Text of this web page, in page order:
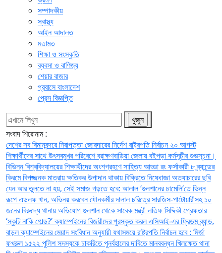
সম্পাদকীয়
স্বাস্থ্য
আইন আদালত
মতামত
শিক্ষা ও সংস্কৃতি
ব্যবসা ও বাণিজ্য
শেয়ার বাজার
প্রবাসে বাংলাদেশ
প্রেস বিজ্ঞপ্তি
সংবাদ শিরোনাম :
দেশের সব বিমানবন্দরে নিরাপত্তা জোরদারের নির্দেশরাষ্ট্রপতি নির্বাচন ২০ আগস্ট
শিক্ষার্থীদের সাথে উৎসবমুখর পরিবেশে ব্রাক্ষণবাড়িয়া জেলায় বইপড়া কর্মসূচীর শুভসূচনা।
বিভিন্ন বিশ্ববিদ্যালয়ের শিক্ষার্থীদের অংশগ্রহণে সাহিত্য আড্ডারং ফর্সাকারী ৮ ব্র্যান্ডের
ক্রিমে বিপজ্জনক মাত্রায় ক্ষতিকর উপাদান থাকায় বিক্রিতে নিষেধাজ্ঞাঅত্যাচারের ছবি
যেন আর তুলতে না হয়, সেই সমাজ গড়তে হবে: আলাল‘গুলশানের চামেলি’তে ভিন্ন
রূপে এডলফ খান, অভিনয় করবেন যৌনকর্মীর দালাল চরিত্রেসারজিস-পাটোয়ারীসহ ১০
জনের বিরুদ্ধে থানায় অভিযোগগুলশান থেকে সাবেক মন্ত্রী লতিফ সিদ্দিকী গ্রেফতার
‘স্কুটি নাকি গোল্ড?’ ক্যাম্পেইনের বিজয়ীদের পুরস্কৃত করল এসিআই-এর ফ্রিডম ব্র্যান্ড,
বাড়ল ক্যাম্পেইনের মেয়াদসংবিধান অনুযায়ী যথাসময়ে রাষ্ট্রপতি নির্বাচন হবে : মির্জা
ফখরুল১৫২২ পুলিশ সদস্যকে চাকরিতে পুনর্বহালের দাবিতে মানববন্ধনখিলক্ষেত থানা